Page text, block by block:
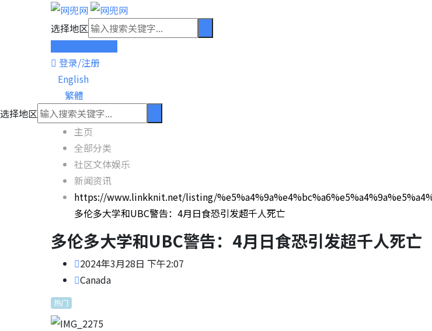
选择地区
登录/注册
English
繁體
选择地区
主页
全部分类
社区文体娱乐
新闻资讯
https://www.linkknit.net/listing/
多伦多大学和UBC警告：4月日食恐引发超千人死亡
多伦多大学和UBC警告：4月日食恐引发超千人死亡
2024年3月28日 下午2:07
Canada
热门